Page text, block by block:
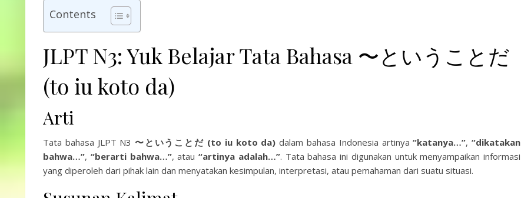
Contents
JLPT N3: Yuk Belajar Tata Bahasa 〜ということだ
(to iu koto da)
Arti
Tata bahasa JLPT N3 〜ということだ (to iu koto da) dalam bahasa Indonesia artinya“katanya…”,“dikatakan
bahwa…”, “berarti bahwa…”, atau “artinya adalah…”. Tata bahasa ini digunakan untuk menyampaikan informasi
yang diperoleh dari pihak lain dan menyatakan kesimpulan, interpretasi, atau pemahaman dari suatu situasi.